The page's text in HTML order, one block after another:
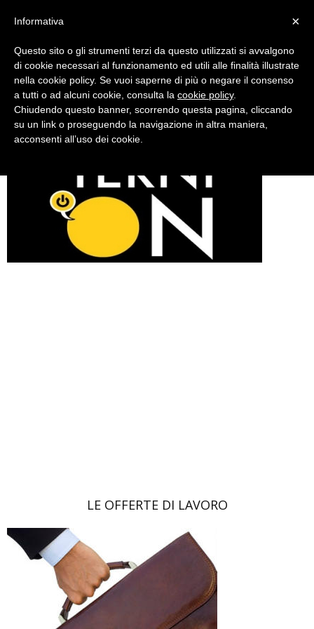
ternion13
LE OFFERTE DI LAVORO
×
Informativa
Questo sito o gli strumenti terzi da questo utilizzati si avvalgono
di cookie necessari al funzionamento ed utili alle finalità illustrate
nella cookie policy. Se vuoi saperne di più o negare il consenso
a tutti o ad alcuni cookie, consulta la cookie policy.
Chiudendo questo banner, scorrendo questa pagina, cliccando
su un link o proseguendo la navigazione in altra maniera,
acconsenti all’uso dei cookie.